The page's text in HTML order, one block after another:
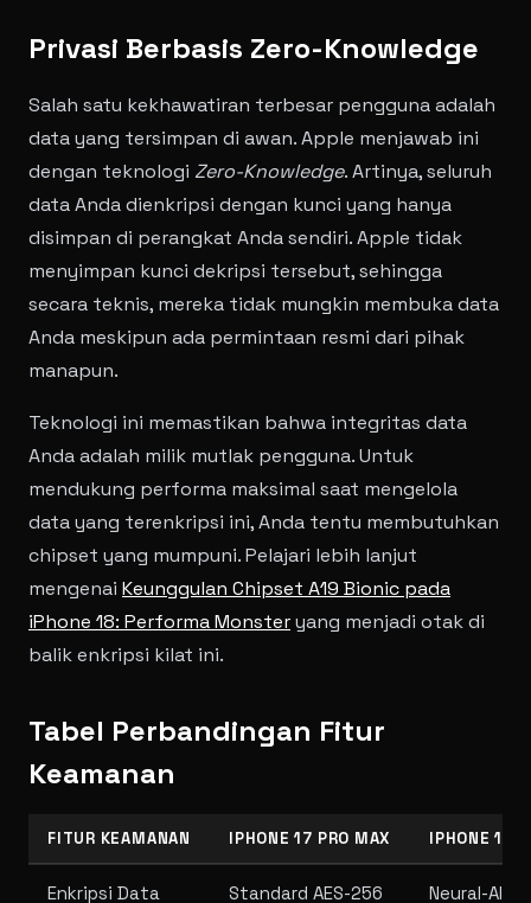
Privasi Berbasis Zero-Knowledge
Salah satu kekhawatiran terbesar pengguna adalah
data yang tersimpan di awan. Apple menjawab ini
dengan teknologi Zero-Knowledge. Artinya, seluruh
data Anda dienkripsi dengan kunci yang hanya
disimpan di perangkat Anda sendiri. Apple tidak
menyimpan kunci dekripsi tersebut, sehingga
secara teknis, mereka tidak mungkin membuka data
Anda meskipun ada permintaan resmi dari pihak
manapun.
Teknologi ini memastikan bahwa integritas data
Anda adalah milik mutlak pengguna. Untuk
mendukung performa maksimal saat mengelola
data yang terenkripsi ini, Anda tentu membutuhkan
chipset yang mumpuni. Pelajari lebih lanjut
mengenai Keunggulan Chipset A19 Bionic pada
iPhone 18: Performa Monsteryang menjadi otak di
balik enkripsi kilat ini.
Tabel Perbandingan Fitur
Keamanan
FITUR KEAMANAN IPHONE 17 PRO MAX IPHONE 18
Enkripsi Data Standard AES-256 Neural-AI